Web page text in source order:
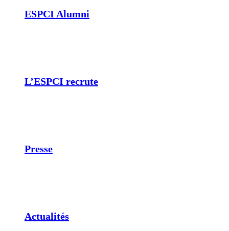
ESPCI Alumni
L’ESPCI recrute
Presse
Actualités